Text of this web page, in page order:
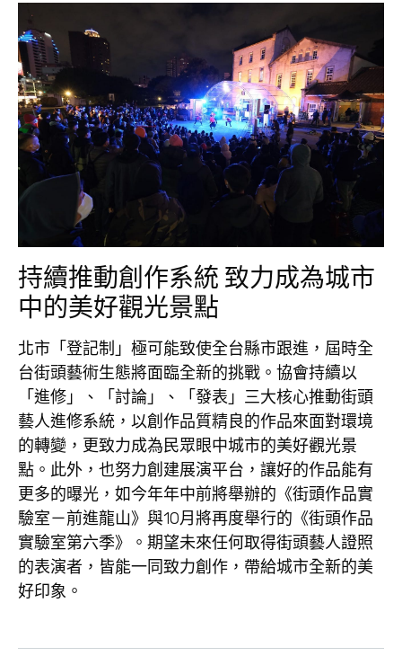
持續推動創作系統 致力成為城市
中的美好觀光景點
北市「登記制」極可能致使全台縣市跟進，屆時全
台街頭藝術生態將面臨全新的挑戰。協會持續以
「進修」、「討論」、「發表」三大核心推動街頭
藝人進修系統，以創作品質精良的作品來面對環境
的轉變，更致力成為民眾眼中城市的美好觀光景
點。此外，也努力創建展演平台，讓好的作品能有
更多的曝光，如今年年中前將舉辦的《街頭作品實
驗室－前進龍山》與10月將再度舉行的《街頭作品
實驗室第六季》。期望未來任何取得街頭藝人證照
的表演者，皆能一同致力創作，帶給城市全新的美
好印象。